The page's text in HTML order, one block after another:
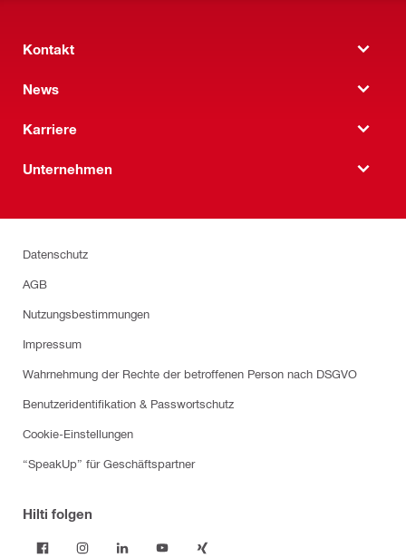
Kontakt
News
Karriere
Unternehmen
Datenschutz
AGB
Nutzungsbestimmungen
Impressum
Wahrnehmung der Rechte der betroffenen Person nach DSGVO
Benutzeridentifikation & Passwortschutz
Cookie-Einstellungen
“SpeakUp” für Geschäftspartner
Hilti folgen